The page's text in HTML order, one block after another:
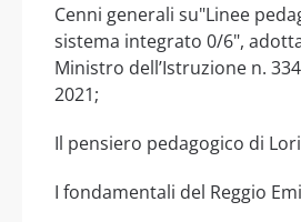
Cenni generali su"Linee
sistema integrato 0/6",
Ministro dell’Istruzione n.
2021;
Il pensiero pedagogico di
I fondamentali del Reggio